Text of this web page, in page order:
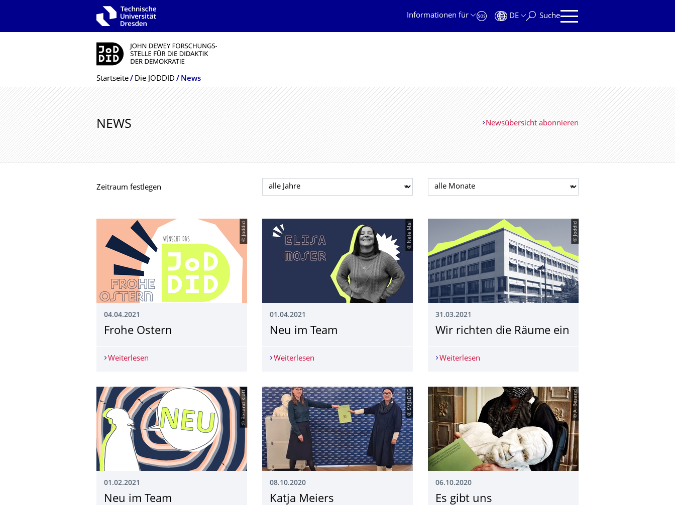
Zur Hauptnavigation springen
Informationen für
DE Suche
Breadcrumb-Menü
Startseite Die JODDID News
NEWS Newsübersicht abonnieren
Zeitraum festlegen Jahr auswählen Monat auswählen
© Joddid
04.04.2021
Frohe Ostern
Weiterlesen
© Nele Mai
01.04.2021
Neu im Team
Weiterlesen
© Joddid
31.03.2021
Wir richten die Räume ein
Weiterlesen
© Besand Klatt
01.02.2021
Neu im Team
© SMJsDEG
08.10.2020
Katja Meiers
© A. Besand
06.10.2020
Es gibt uns